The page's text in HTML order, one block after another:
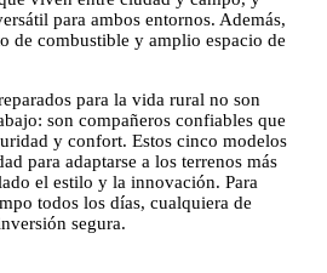
para ambos entornos. Además,
de combustible y amplio espacio de
para la vida rural no son
son compañeros confiables que
y confort. Estos cinco modelos
para adaptarse a los terrenos más
el estilo y la innovación. Para
todos los días, cualquiera de
segura.